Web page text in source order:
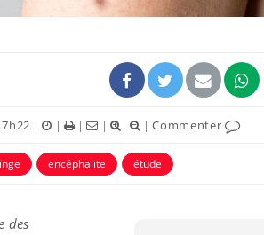
| | | | |Commenter
encéphalite étude
des